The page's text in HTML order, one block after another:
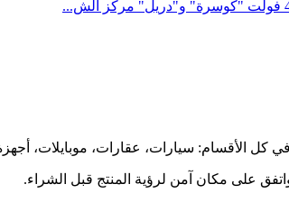
كل الأقسام: سيارات، عقارات، موبايلات،
على مكان آمن لرؤية المنتج قبل الشراء.